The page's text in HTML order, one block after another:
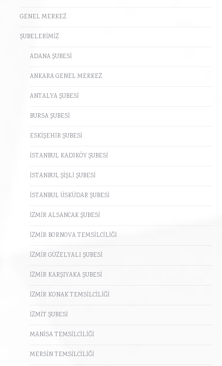
GENEL MERKEZ
ŞUBELERİMİZ
ADANA ŞUBESİ
ANKARA GENEL MERKEZ
ANTALYA ŞUBESİ
BURSA ŞUBESİ
ESKİŞEHİR ŞUBESİ
İSTANBUL KADIKÖY ŞUBESİ
İSTANBUL ŞİŞLİ ŞUBESİ
İSTANBUL ÜSKÜDAR ŞUBESİ
İZMİR ALSANCAK ŞUBESİ
İZMİR BORNOVA TEMSİLCİLİĞİ
İZMİR GÜZELYALI ŞUBESİ
İZMİR KARŞIYAKA ŞUBESİ
İZMİR KONAK TEMSİLCİLİĞİ
İZMİT ŞUBESİ
MANİSA TEMSİLCİLİĞİ
MERSİN TEMSİLCİLİĞİ